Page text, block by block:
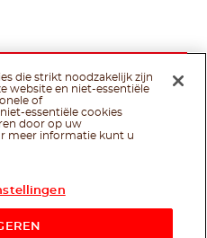
die strikt noodzakelijk zijn
website en niet-essentiële
of
essentiële cookies
door op uw
meer informatie kunt u